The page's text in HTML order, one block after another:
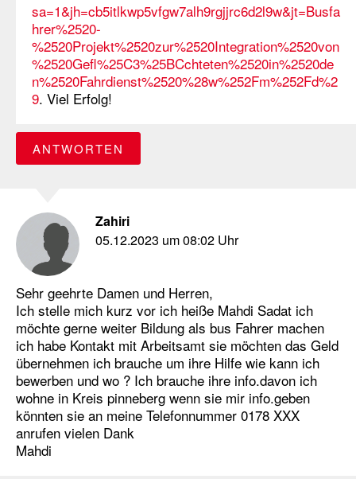
sa=1&jh=cb5itlkwp5vfgw7alh9rgjjrc6d2l9w&jt=Busfa
hrer%2520-
%2520Projekt%2520zur%2520Integration%2520von
%2520Gefl%25C3%25BCchteten%2520in%2520de
n%2520Fahrdienst%2520%28w%252Fm%252Fd%2
9. Viel Erfolg!
ANTWORTEN
Zahiri
05.12.2023 um 08:02 Uhr
Sehr geehrte Damen und Herren,
Ich stelle mich kurz vor ich heiße Mahdi Sadat ich
möchte gerne weiter Bildung als bus Fahrer machen
ich habe Kontakt mit Arbeitsamt sie möchten das Geld
übernehmen ich brauche um ihre Hilfe wie kann ich
bewerben und wo ? Ich brauche ihre info.davon ich
wohne in Kreis pinneberg wenn sie mir info.geben
könnten sie an meine Telefonnummer 0178 XXX
anrufen vielen Dank
Mahdi